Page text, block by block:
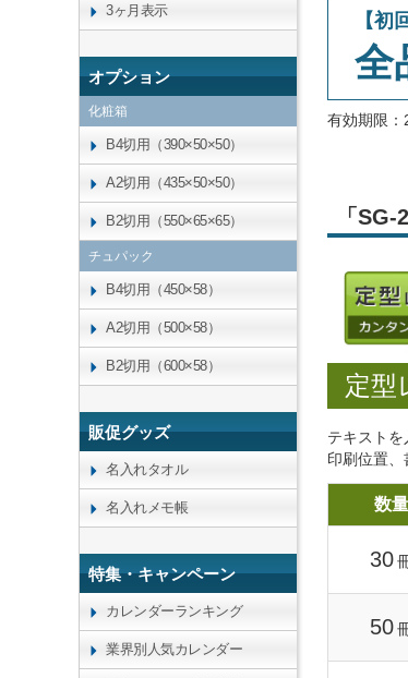
【初
全
有効期限
「
定型
テキストを
印刷位置、
数量
30
50
3ヶ月表示
オプション
化粧箱
B4切用（390×50×50）
A2切用（435×50×50）
B2切用（550×65×65）
チュパック
B4切用（450×58）
A2切用（500×58）
B2切用（600×58）
販促グッズ
名入れタオル
名入れメモ帳
特集・キャンペーン
カレンダーランキング
業界別人気カレンダー